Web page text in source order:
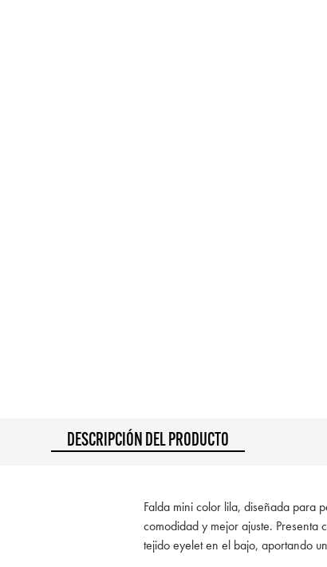
DESCRIPCIÓN DEL PRODUCTO
Falda mini color lila, diseñada para
comodidad y mejor ajuste.
tejido eyelet en el bajo, aportando